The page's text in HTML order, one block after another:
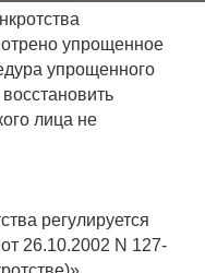
упрощенное
упрощенного
лица не
регулируется
26.10.2002 N 127-